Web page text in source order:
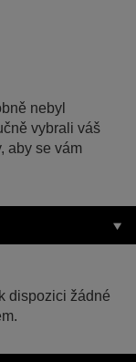
nebyl
vybrali váš
aby se vám
dispozici žádné